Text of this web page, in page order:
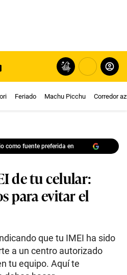
Feriado Machu Picchu Corredor
como fuente preferida en
de tu celular:
para evitar el
que tu IMEI ha sido
a un centro autorizado
tu equipo. Aquí te